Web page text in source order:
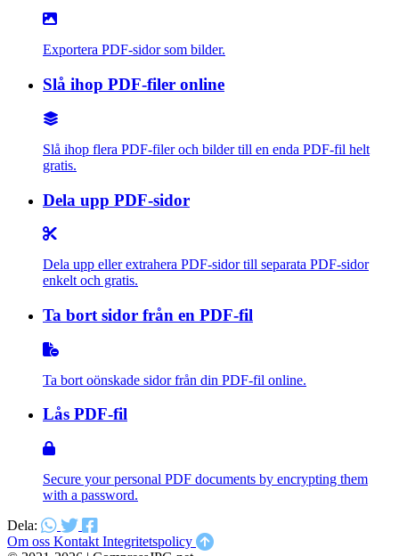
Exportera PDF-sidor som bilder.
Slå ihop PDF-filer online
Slå ihop flera PDF-filer och bilder till en enda PDF-fil helt
gratis.
Dela upp PDF-sidor
Dela upp eller extrahera PDF-sidor till separata PDF-sidor
enkelt och gratis.
Ta bort sidor från en PDF-fil
Ta bort oönskade sidor från din PDF-fil online.
Lås PDF-fil
Secure your personal PDF documents by encrypting them
with a password.
Dela:
Om oss Kontakt Integritetspolicy